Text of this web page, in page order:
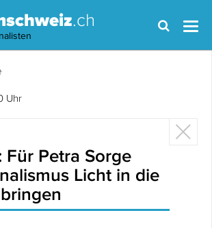
.ch
Uhr
Für Petra Sorge
Licht in die